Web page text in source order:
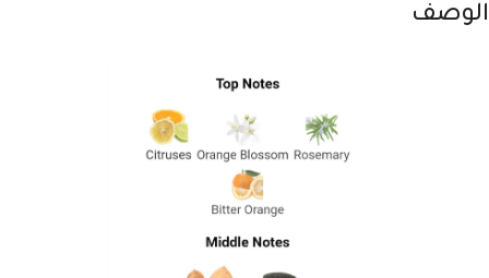
الوصف